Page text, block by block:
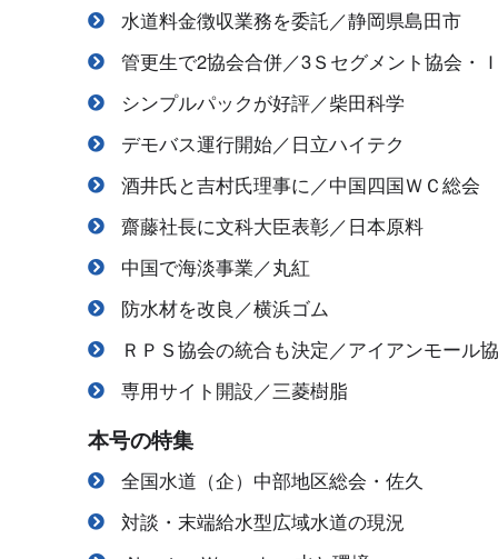
水道料金徴収業務を委託／静岡県島田市
管更生で2協会合併／3Ｓセグメント協会・
シンプルパックが好評／柴田科学
デモバス運行開始／日立ハイテク
酒井氏と吉村氏理事に／中国四国ＷＣ総会
齋藤社長に文科大臣表彰／日本原料
中国で海淡事業／丸紅
防水材を改良／横浜ゴム
ＲＰＳ協会の統合も決定／アイアンモール
専用サイト開設／三菱樹脂
本号の特集
全国水道（企）中部地区総会・佐久
対談・末端給水型広域水道の現況